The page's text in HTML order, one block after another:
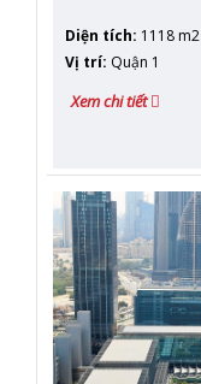
Diện tích: 1118 m2
Vị trí: Quận 1
Xem chi tiết